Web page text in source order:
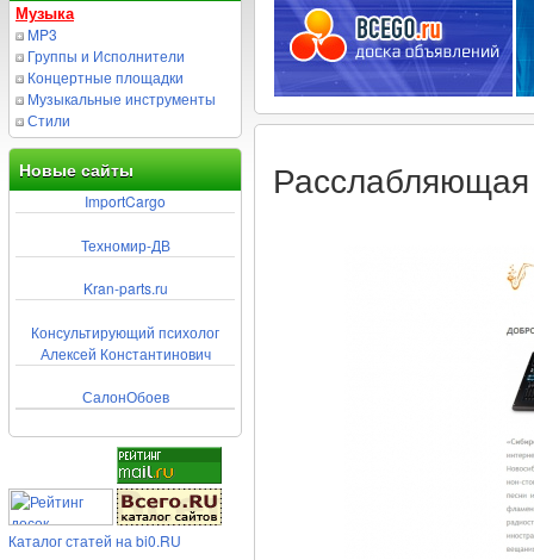
Музыка
MP3
Группы и Исполнители
Концертные площадки
Музыкальные инструменты
Стили
Новые сайты
ImportCargo
Техномир-ДВ
Kran-parts.ru
Консультирующий психолог
Алексей Константинович
СалонОбоев
Каталог статей на bi0.RU